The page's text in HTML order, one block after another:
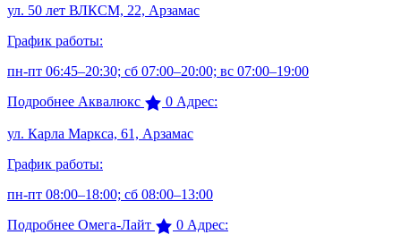
ул. 50 лет ВЛКСМ, 22, Арзамас
График работы:
пн-пт 06:45–20:30; сб 07:00–20:00; вс 07:00–19:00
Подробнее Аквалюкс 0 Адрес:
ул. Карла Маркса, 61, Арзамас
График работы:
пн-пт 08:00–18:00; сб 08:00–13:00
Подробнее Омега-Лайт 0 Адрес: